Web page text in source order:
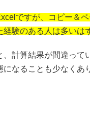
ですが、コピー＆
験のある人は多いは
、計算結果が間違っ
なることも少なくあ